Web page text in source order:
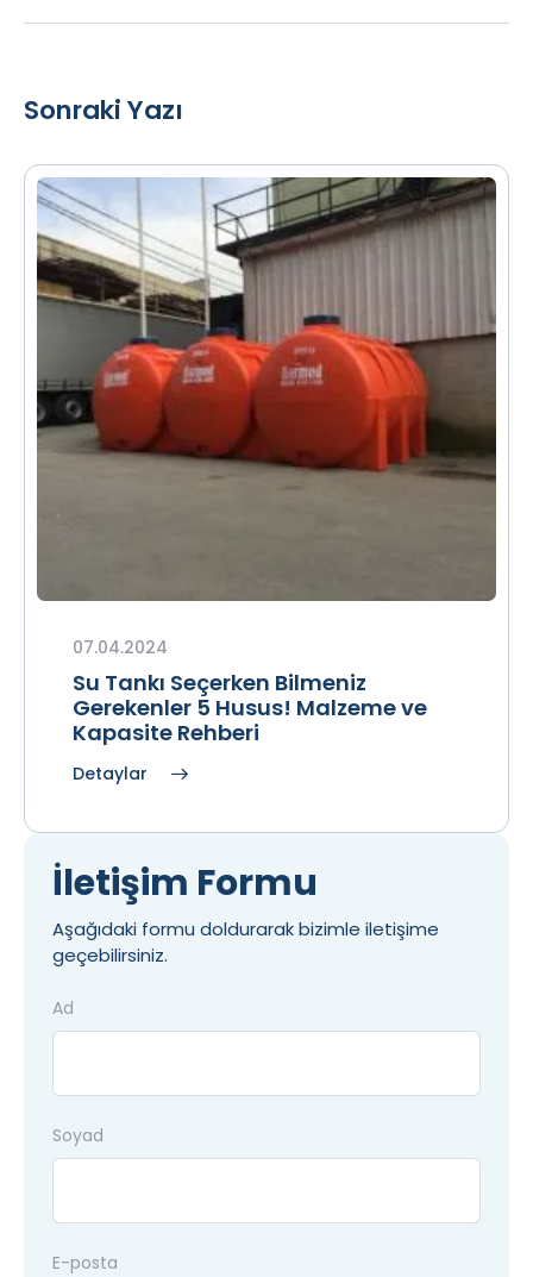
Sonraki Yazı
07.04.2024
Su Tankı Seçerken Bilmeniz
Gerekenler 5 Husus! Malzeme ve
Kapasite Rehberi
Detaylar
İletişim Formu
Aşağıdaki formu doldurarak bizimle iletişime
geçebilirsiniz.
Ad
Soyad
E-posta